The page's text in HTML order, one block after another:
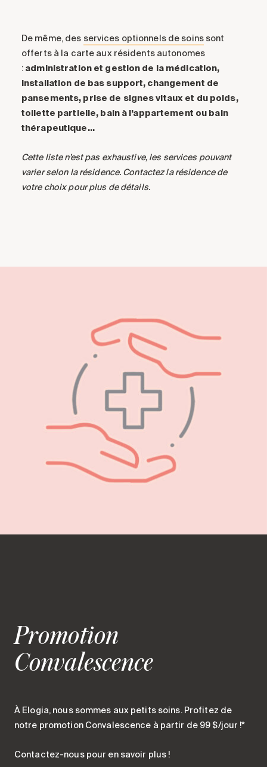
De même, des services optionnels de soinssont
offerts à la carte aux résidents autonomes
: administration et gestion de la médication,
installation de bas support, changement de
pansements, prise de signes vitaux et du poids,
toilette partielle, bain à l’appartement ou bain
thérapeutique…
Cette liste n’est pas exhaustive, les services pouvant
varier selon la résidence. Contactez la résidence de
votre choix pour plus de détails.
Promotion
Convalescence
À Elogia, nous sommes aux petits soins. Profitez de
notre promotion Convalescence à partir de 99 $/jour !*
Contactez-nous pour en savoir plus !